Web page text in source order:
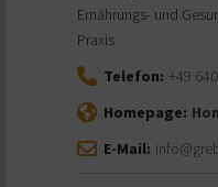
Ernährungs- und
Praxis
Telefon: +49
Homepage:
E-Mail: